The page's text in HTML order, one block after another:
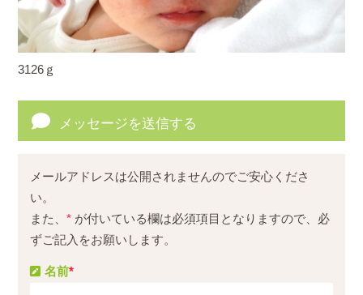
3126ｇ
メッセージを送信する
メールアドレスは公開されませんのでご安心くださ
い。
また、* が付いている欄は必須項目となりますので、必
ずご記入をお願いします。
名前*